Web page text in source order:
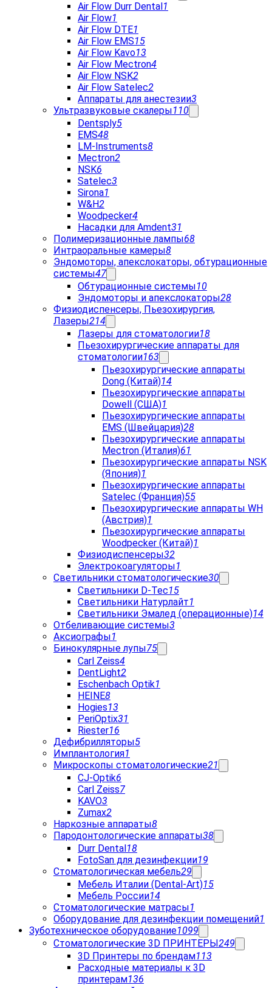
Air Flow Durr Dental1
Air Flow1
Air Flow DTE1
Air Flow EMS15
Air Flow Kavo13
Air Flow Mectron4
Air Flow NSK2
Air Flow Satelec2
Аппараты для анестезии3
Ультразвуковые скалеры110
Dentsply5
EMS48
LM-Instruments8
Mectron2
NSK6
Satelec3
Sirona1
W&H2
Woodpecker4
Насадки для Amdent31
Полимеризационные лампы68
Интраоральные камеры8
Эндомоторы, апекслокаторы, обтурационные
системы47
Обтурационные системы10
Эндомоторы и апекслокаторы28
Физиодиспенсеры, Пьезохирургия,
Лазеры214
Лазеры для стоматологии18
Пьезохирургические аппараты для
стоматологии163
Пьезохирургические аппараты
Dong (Китай)14
Пьезохирургические аппараты
Dowell (США)1
Пьезохирургические аппараты
EMS (Швейцария)28
Пьезохирургические аппараты
Mectron (Италия)61
Пьезохирургические аппараты NSK
(Япония)1
Пьезохирургические аппараты
Satelec (Франция)55
Пьезохирургические аппараты WH
(Австрия)1
Пьезохирургические аппараты
Woodpecker (Китай)1
Физиодиспенсеры32
Электрокоагуляторы1
Светильники стоматологические30
Светильники D-Tec15
Светильники Натурлайт1
Светильники Эмалед (операционные)14
Отбеливающие системы3
Аксиографы1
Бинокулярные лупы75
Carl Zeiss4
DentLight2
Eschenbach Optik1
HEINE8
Hogies13
PeriOptix31
Riester16
Дефибрилляторы5
Имплантология1
Микроскопы стоматологические21
CJ-Optik6
Carl Zeiss7
KAVO3
Zumax2
Наркозные аппараты8
Пародонтологические аппараты38
Durr Dental18
FotoSan для дезинфекции19
Стоматологическая мебель29
Мебель Италии (Dental-Art)15
Мебель России14
Стоматологические матрасы1
Оборудование для дезинфекции помещений1
Зуботехническое оборудование1099
Стоматологические 3D ПРИНТЕРЫ249
3D Принтеры по брендам113
Расходные материалы к 3D
принтерам136